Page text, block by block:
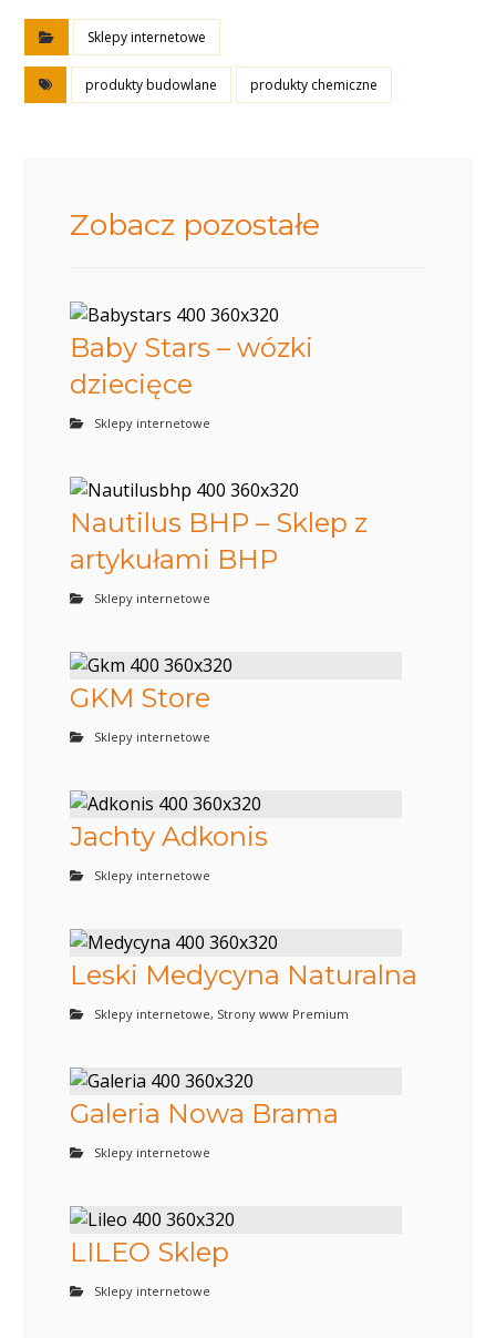
Sklepy internetowe
produkty budowlane produkty chemiczne
Zobacz pozostałe
Baby Stars – wózki
dziecięce
Sklepy internetowe
Nautilus BHP – Sklep z
artykułami BHP
Sklepy internetowe
GKM Store
Sklepy internetowe
Jachty Adkonis
Sklepy internetowe
Leski Medycyna Naturalna
Sklepy internetowe, Strony www Premium
Galeria Nowa Brama
Sklepy internetowe
LILEO Sklep
Sklepy internetowe